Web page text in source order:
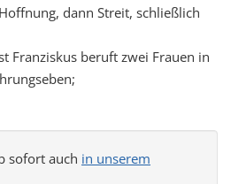
dann Streit, schließlich
Franziskus beruft zwei Frauen in
sofort auch in unserem